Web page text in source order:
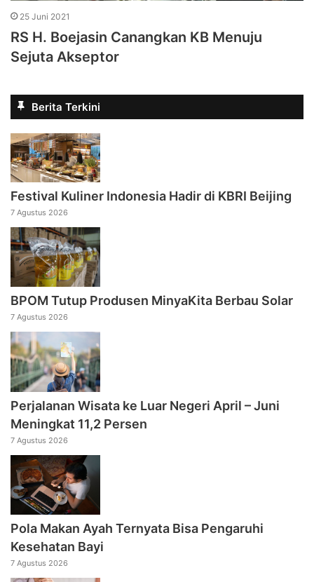
25 Juni 2021
RS H. Boejasin Canangkan KB Menuju
Sejuta Akseptor
Berita Terkini
Festival Kuliner Indonesia Hadir di KBRI Beijing
7 Agustus 2026
BPOM Tutup Produsen MinyaKita Berbau Solar
7 Agustus 2026
Perjalanan Wisata ke Luar Negeri April – Juni
Meningkat 11,2 Persen
7 Agustus 2026
Pola Makan Ayah Ternyata Bisa Pengaruhi
Kesehatan Bayi
7 Agustus 2026